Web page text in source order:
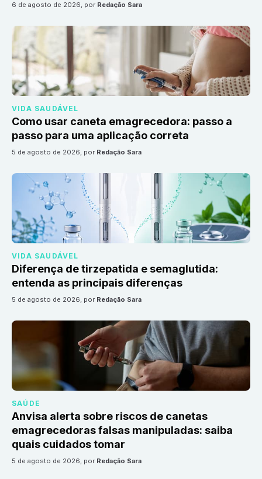
6 de agosto de 2026, por Redação Sara
VIDA SAUDÁVEL
Como usar caneta emagrecedora: passo a
passo para uma aplicação correta
5 de agosto de 2026, por Redação Sara
VIDA SAUDÁVEL
Diferença de tirzepatida e semaglutida:
entenda as principais diferenças
5 de agosto de 2026, por Redação Sara
SAÚDE
Anvisa alerta sobre riscos de canetas
emagrecedoras falsas manipuladas: saiba
quais cuidados tomar
5 de agosto de 2026, por Redação Sara